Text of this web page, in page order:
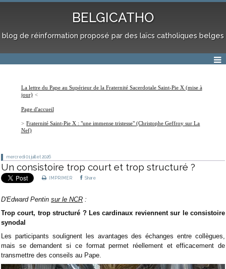
BELGICATHO
blog de réinformation proposé par des laïcs catholiques belges
La lettre du Pape au Supérieur de la Fraternité Sacerdotale Saint-Pie X (mise à
jour)
Page d'accueil
Fraternité Saint-Pie X : "une immense tristesse" (Christophe Geffroy sur La
Nef)
mercredi 01 juillet 2026
Un consistoire trop court et trop structuré ?
IMPRIMER Share
D'Edward Pentin sur le NCR :
Trop court, trop structuré ? Les cardinaux reviennent sur le consistoire
synodal
Les participants soulignent les avantages des échanges entre collègues,
mais se demandent si ce format permet réellement et efficacement de
transmettre des conseils au Pape.